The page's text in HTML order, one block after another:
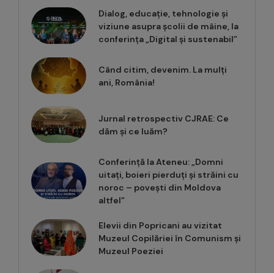
Dialog, educație, tehnologie și
viziune asupra școlii de mâine, la
conferința „Digital și sustenabil”
Când citim, devenim. La mulți
ani, România!
Jurnal retrospectiv CJRAE: Ce
dăm și ce luăm?
Conferință la Ateneu: „Domni
uitați, boieri pierduți și străini cu
noroc – povești din Moldova
altfel”
Elevii din Popricani au vizitat
Muzeul Copilăriei în Comunism și
Muzeul Poeziei